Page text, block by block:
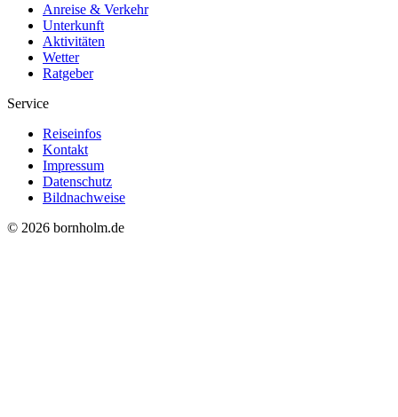
Anreise & Verkehr
Unterkunft
Aktivitäten
Wetter
Ratgeber
Service
Reiseinfos
Kontakt
Impressum
Datenschutz
Bildnachweise
© 2026 bornholm.de